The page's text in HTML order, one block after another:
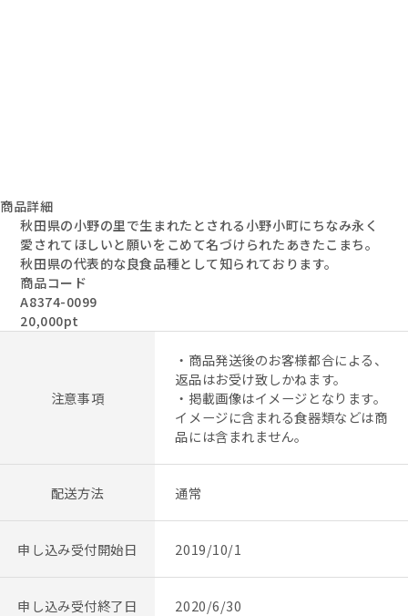
商品詳細
秋田県の小野の里で生まれたとされる小野小町にちなみ永く
愛されてほしいと願いをこめて名づけられたあきたこまち。
秋田県の代表的な良食品種として知られております。
商品コード
A8374-0099
20,000pt
注意事項
・商品発送後のお客様都合による、
返品はお受け致しかねます。
・掲載画像はイメージとなります。
イメージに含まれる食器類などは商
品には含まれません。
配送方法 通常
申し込み受付開始日 2019/10/1
申し込み受付終了日 2020/6/30